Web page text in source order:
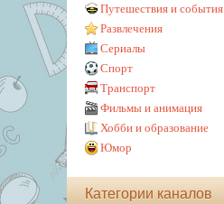
Путешествия и события
Развлечения
Сериалы
Спорт
Транспорт
Фильмы и анимация
Хобби и образование
Юмор
Категории каналов